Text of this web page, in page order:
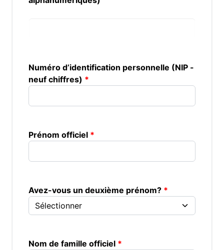
Numéro d’identification personnelle (NIP -
neuf chiffres)
Prénom officiel
Avez-vous un deuxième prénom?
Nom de famille officiel